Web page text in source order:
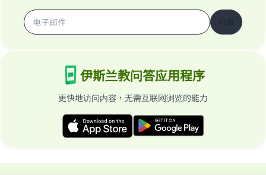
伊斯兰教问答应用程序
更快地访问内容，无需互联网浏览的能力